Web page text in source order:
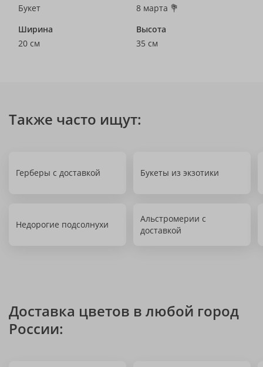
Букет
8 марта 💐
Ширина
20 см
Высота
35 см
Также часто ищут:
Герберы с доставкой Букеты из экзотики
Недорогие подсолнухи
Альстромерии с
доставкой
Доставка цветов в любой город
России: